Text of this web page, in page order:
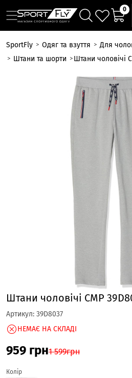
0
SportFly Одяг та взуття Для
Штани та шорти
Штани чоловічі
Штани чоловічі CMP
Артикул: 39D8037
НЕМАЄ НА СКЛАДІ
959 грн1 599грн
Колір